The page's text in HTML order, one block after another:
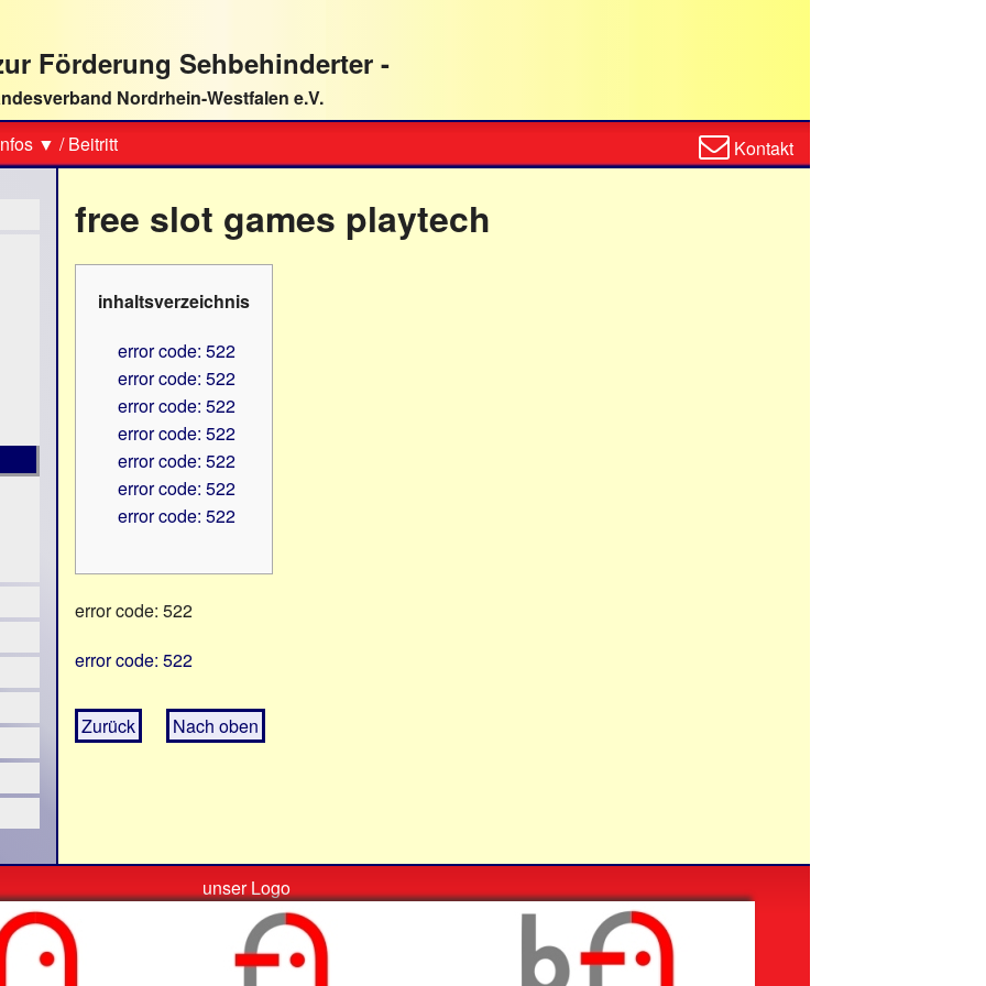
Förderung Sehbehinderter -
Nordrhein-Westfalen e.V.
▼ /Beitritt
Kontaktformular
Kontakt
free slot games playtech
inhaltsverzeichnis
error code: 522
error code: 522
error code: 522
error code: 522
error code: 522
error code: 522
error code: 522
error code: 522
error code: 522
Zurück Nach oben
unser Logo